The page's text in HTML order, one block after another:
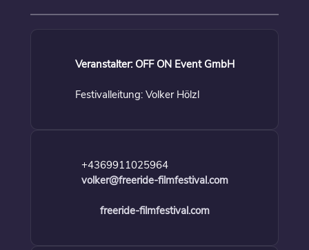
Veranstalter: OFF ON Event GmbH
Festivalleitung: Volker Hölzl
+4369911025964
volker@freeride-filmfestival.com
freeride-filmfestival.com